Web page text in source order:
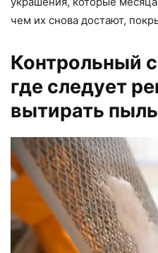
чем их снова достают,
Контрольный
где следует
вытирать пыль